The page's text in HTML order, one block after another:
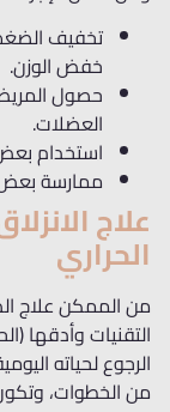
تخفيف
خفض الوزن.
حصول
العضلات.
استخدام
ممارسة بعض
علاج
الحراري
من الممكن علاج
التقنيات وأدقها
الرجوع لحياته
من الخطوات،